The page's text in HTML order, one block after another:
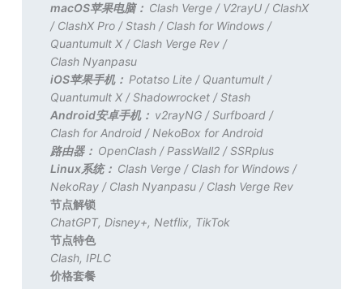
macOS苹果电脑： Clash Verge / V2rayU / ClashX
/ ClashX Pro /Stash / Clash for Windows /
Quantumult X / Clash Verge Rev /
Clash Nyanpasu
iOS苹果手机： Potatso Lite / Quantumult /
Quantumult X /Shadowrocket /Stash
Android安卓手机： v2rayNG /Surfboard /
Clash for Android / NekoBox for Android
路由器： OpenClash / PassWall2 /SSRplus
Linux系统： Clash Verge / Clash for Windows /
NekoRay / Clash Nyanpasu / Clash Verge Rev
节点解锁
ChatGPT, Disney+, Netflix, TikTok
节点特色
Clash, IPLC
价格套餐